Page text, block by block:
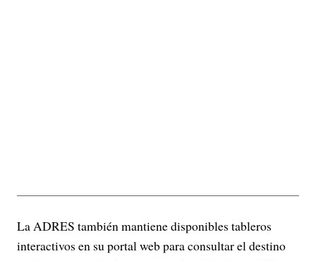
La ADRES también mantiene disponibles tableros
interactivos en su portal web para consultar el destino